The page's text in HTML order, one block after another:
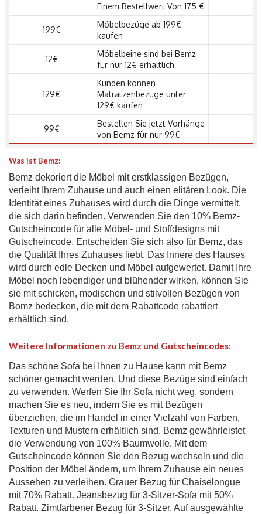
Einem Bestellwert Von 175 €
199€
Möbelbezüge ab 199€
kaufen
12€
Möbelbeine sind bei Bemz
für nur 12€ erhältlich
129€
Kunden können
Matratzenbezüge unter
129€ kaufen
99€
Bestellen Sie jetzt Vorhänge
von Bemz für nur 99€
Was ist Bemz:
Bemz dekoriert die Möbel mit erstklassigen Bezügen,
verleiht Ihrem Zuhause und auch einen elitären Look. Die
Identität eines Zuhauses wird durch die Dinge vermittelt,
die sich darin befinden. Verwenden Sie den 10% Bemz-
Gutscheincode für alle Möbel- und Stoffdesigns mit
Gutscheincode. Entscheiden Sie sich also für Bemz, das
die Qualität Ihres Zuhauses liebt. Das Innere des Hauses
wird durch edle Decken und Möbel aufgewertet. Damit Ihre
Möbel noch lebendiger und blühender wirken, können Sie
sie mit schicken, modischen und stilvollen Bezügen von
Bomz bedecken, die mit dem Rabattcode rabattiert
erhältlich sind.
Weitere Informationen zu Bemz und Gutscheincodes:
Das schöne Sofa bei Ihnen zu Hause kann mit Bemz
schöner gemacht werden. Und diese Bezüge sind einfach
zu verwenden. Werfen Sie Ihr Sofa nicht weg, sondern
machen Sie es neu, indem Sie es mit Bezügen
überziehen, die im Handel in einer Vielzahl von Farben,
Texturen und Mustern erhältlich sind. Bemz gewährleistet
die Verwendung von 100% Baumwolle. Mit dem
Gutscheincode können Sie den Bezug wechseln und die
Position der Möbel ändern, um Ihrem Zuhause ein neues
Aussehen zu verleihen. Grauer Bezug für Chaiselongue
mit 70% Rabatt. Jeansbezug für 3-Sitzer-Sofa mit 50%
Rabatt. Zimtfarbener Bezug für 3-Sitzer. Auf ausgewählte